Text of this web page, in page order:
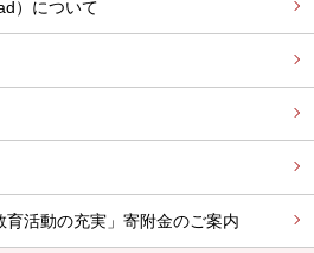
）について
活動の充実」寄附金のご案内